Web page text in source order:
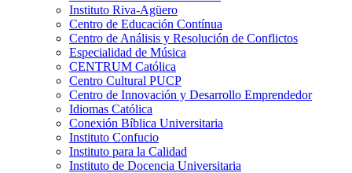
Instituto Riva-Agüero
Centro de Educación Contínua
Centro de Análisis y Resolución de Conflictos
Especialidad de Música
CENTRUM Católica
Centro Cultural PUCP
Centro de Innovación y Desarrollo Emprendedor
Idiomas Católica
Conexión Bíblica Universitaria
Instituto Confucio
Instituto para la Calidad
Instituto de Docencia Universitaria